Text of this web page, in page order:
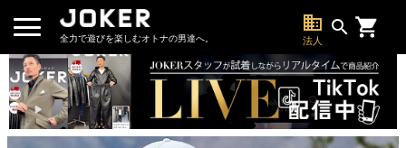
全力で遊びを楽しむオトナの男達へ。
business
法人
search